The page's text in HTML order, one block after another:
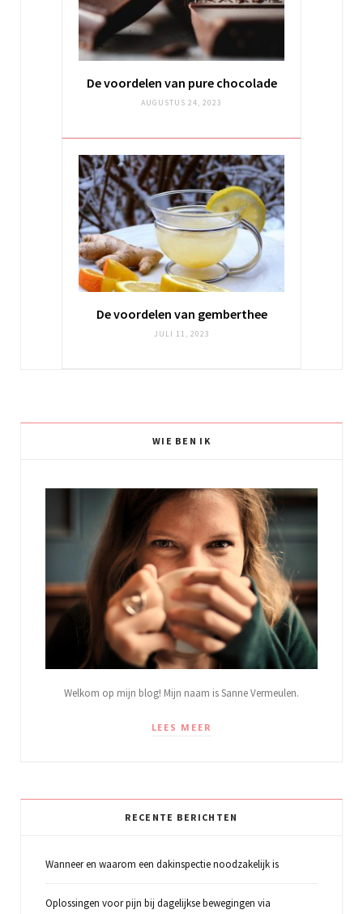
De voordelen van pure chocolade
AUGUSTUS 24, 2023
De voordelen van gemberthee
JULI 11, 2023
WIE BEN IK
Welkom op mijn blog! Mijn naam is Sanne Vermeulen.
LEES MEER
RECENTE BERICHTEN
Wanneer en waarom een dakinspectie noodzakelijk is
Oplossingen voor pijn bij dagelijkse bewegingen via